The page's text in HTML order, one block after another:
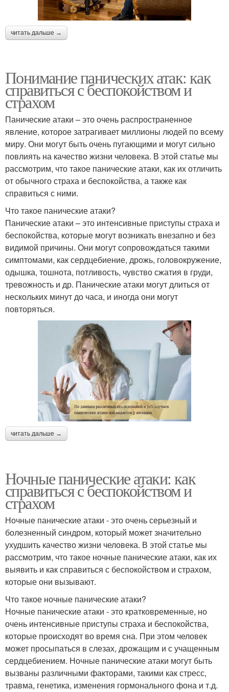
читать дальше →
Понимание панических атак: как
справиться с беспокойством и
страхом
Панические атаки – это очень распространенное
явление, которое затрагивает миллионы людей по всему
миру. Они могут быть очень пугающими и могут сильно
повлиять на качество жизни человека. В этой статье мы
рассмотрим, что такое панические атаки, как их отличить
от обычного страха и беспокойства, а также как
справиться с ними.
Что такое панические атаки?
Панические атаки – это интенсивные приступы страха и
беспокойства, которые могут возникать внезапно и без
видимой причины. Они могут сопровождаться такими
симптомами, как сердцебиение, дрожь, головокружение,
одышка, тошнота, потливость, чувство сжатия в груди,
тревожность и др. Панические атаки могут длиться от
нескольких минут до часа, и иногда они могут
повторяться.
читать дальше →
Ночные панические атаки: как
справиться с беспокойством и
страхом
Ночные панические атаки - это очень серьезный и
болезненный синдром, который может значительно
ухудшить качество жизни человека. В этой статье мы
рассмотрим, что такое ночные панические атаки, как их
выявить и как справиться с беспокойством и страхом,
которые они вызывают.
Что такое ночные панические атаки?
Ночные панические атаки - это кратковременные, но
очень интенсивные приступы страха и беспокойства,
которые происходят во время сна. При этом человек
может просыпаться в слезах, дрожащим и с учащенным
сердцебиением. Ночные панические атаки могут быть
вызваны различными факторами, такими как стресс,
травма, генетика, изменения гормонального фона и т.д.